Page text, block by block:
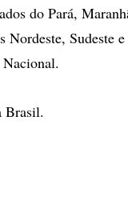
do Pará,
Nordeste, Sudeste
Brasil.